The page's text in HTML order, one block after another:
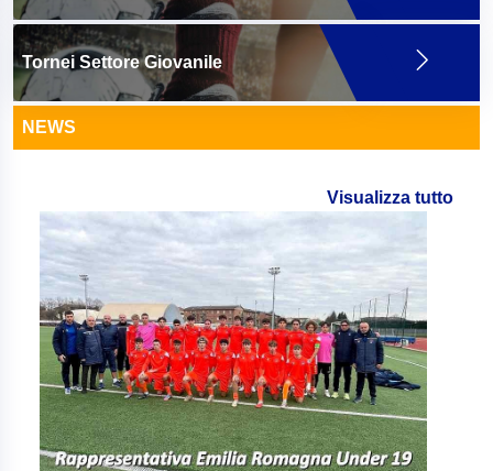
Tornei Settore Giovanile
NEWS
Visualizza tutto